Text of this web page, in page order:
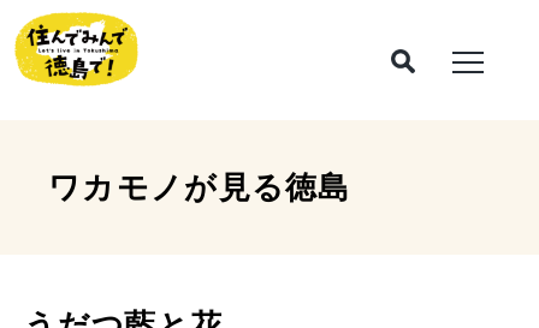
ワカモノが見る徳島